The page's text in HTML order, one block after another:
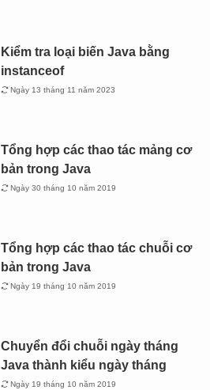
Kiểm tra loại biến Java bằng
instanceof
Ngày 13 tháng 11 năm 2023
Tổng hợp các thao tác mảng cơ
bản trong Java
Ngày 30 tháng 10 năm 2019
Tổng hợp các thao tác chuỗi cơ
bản trong Java
Ngày 19 tháng 10 năm 2019
Chuyển đổi chuỗi ngày tháng
Java thành kiểu ngày tháng
Ngày 19 tháng 10 năm 2019